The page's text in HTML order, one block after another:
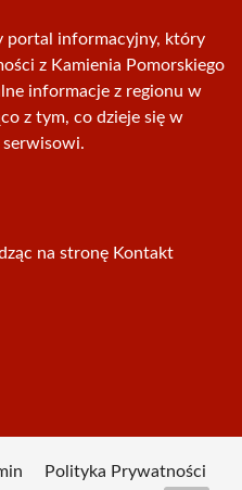
portal informacyjny, który
z Kamienia Pomorskiego
informacje z regionu w
z tym, co dzieje się w
serwisowi.
na stronę Kontakt
Polityka Prywatności